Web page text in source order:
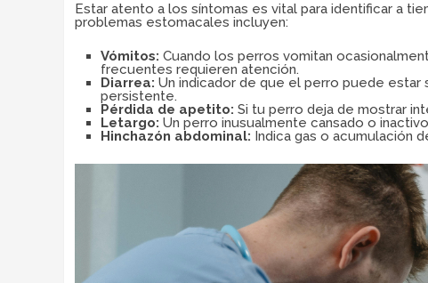
Estar atento a los síntomas es vital para identificar a
problemas estomacales incluyen:
Vómitos: Cuando los perros vomitan
frecuentes requieren atención.
Diarrea: Un indicador de que el perro puede
persistente.
Pérdida de apetito: Si tu perro deja de mostrar
Letargo: Un perro inusualmente cansado o
Hinchazón abdominal: Indica gas o acumulación